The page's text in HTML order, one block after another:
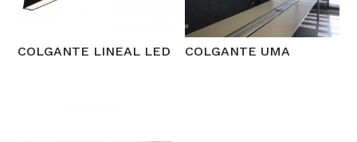
COLGANTE LINEAL LED COLGANTE UMA